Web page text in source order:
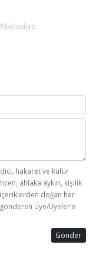
#belediye
hakaret ve küfür
ahlaka aykırı, kişilik
doğan her
Üye/Üyeler’e
Gönder